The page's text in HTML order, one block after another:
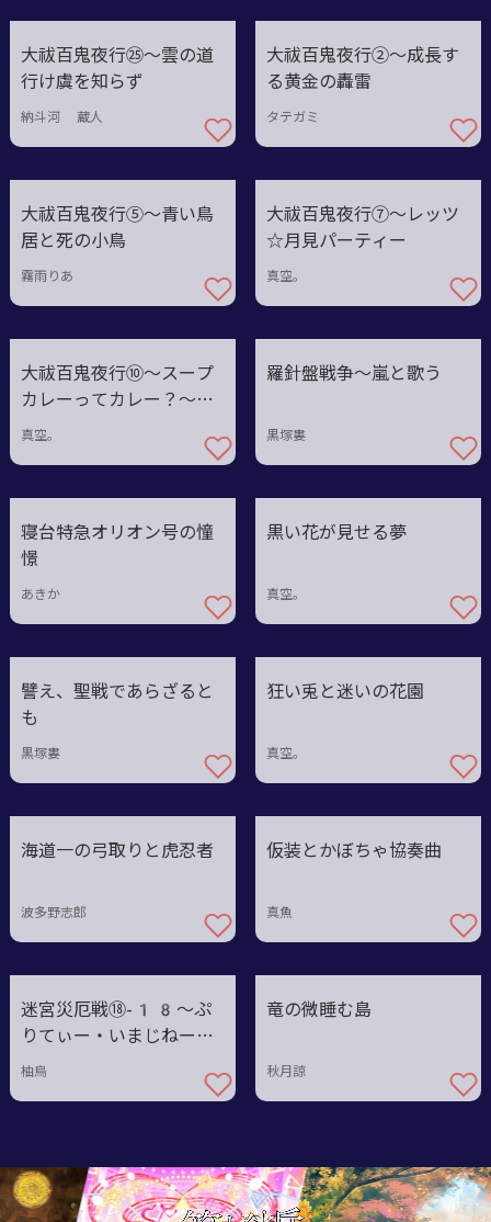
大祓百鬼夜行㉕〜雲の道
行け虞を知らず
納斗河 蔵人
大祓百鬼夜行②〜成長す
る黄金の轟雷
タテガミ
大祓百鬼夜行⑤〜青い鳥
居と死の小鳥
霧雨りあ
大祓百鬼夜行⑦〜レッツ
☆月見パーティー
真空。
大祓百鬼夜行⑩〜スープ
カレーってカレー？～宜
しい戦争だ
真空。
羅針盤戦争～嵐と歌う
黒塚婁
寝台特急オリオン号の憧
憬
あきか
黒い花が見せる夢
真空。
譬え、聖戦であらざると
も
黒塚婁
狂い兎と迷いの花園
真空。
海道一の弓取りと虎忍者
波多野志郎
仮装とかぼちゃ協奏曲
真魚
迷宮災厄戦⑱-18〜ぷ
りてぃー・いまじねーし
ょん
柚烏
竜の微睡む島
秋月諒